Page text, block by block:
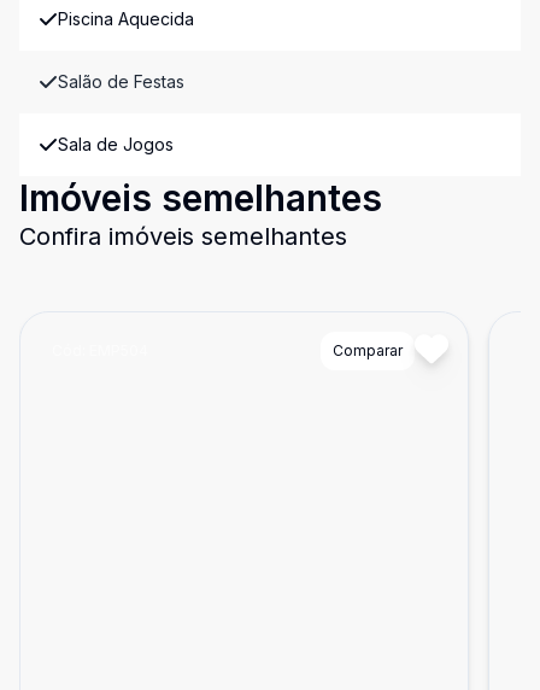
Piscina Aquecida
Salão de Festas
Sala de Jogos
Imóveis semelhantes
Confira imóveis semelhantes
Comparar